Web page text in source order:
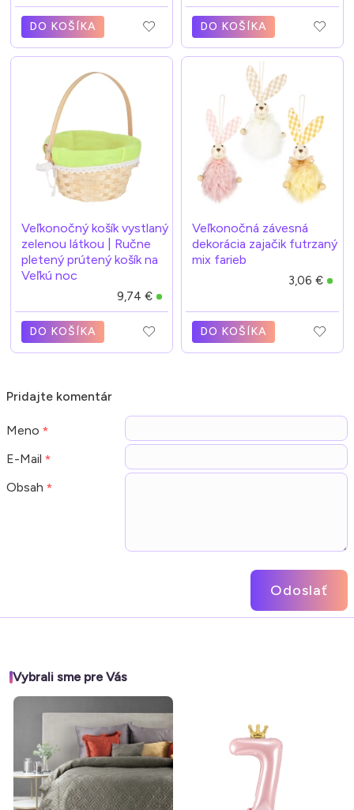
DO KOŠÍKA DO KOŠÍKA
Veľkonočný košík vystlaný
zelenou látkou | Ručne
pletený prútený košík na
Veľkú noc
9,74 €
DO KOŠÍKA
Veľkonočná závesná
dekorácia zajačik futrzaný
mix farieb
3,06 €
DO KOŠÍKA
Pridajte komentár
Meno
E-Mail
Obsah
Odoslať
Vybrali sme pre Vás